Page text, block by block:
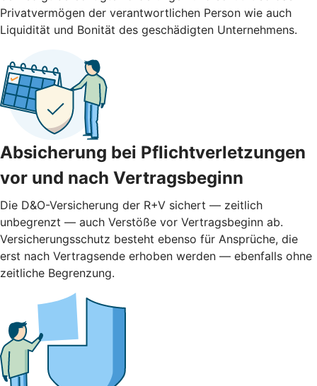
Privatvermögen der verantwortlichen Person wie auch
Liquidität und Bonität des geschädigten Unternehmens.
Absicherung bei Pflichtverletzungen
vor und nach ­Vertragsbeginn
Die D&O-Versicherung der R+V sichert — zeitlich
unbegrenzt — auch Verstöße vor Vertragsbeginn ab.
Versicherungsschutz besteht ebenso für Ansprüche, die
erst nach Vertragsende erhoben werden — ebenfalls ohne
zeitliche Begrenzung.